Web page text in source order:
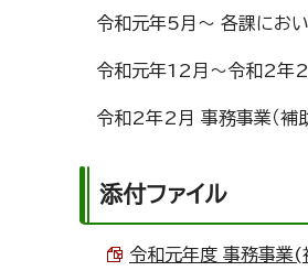
令和元年5月～ 各課にお
令和元年12月～令和2年2
令和2年2月 事務事業（補
添付ファイル
令和元年度 事務事業